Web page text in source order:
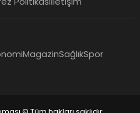
MagazinSağlıkSpor